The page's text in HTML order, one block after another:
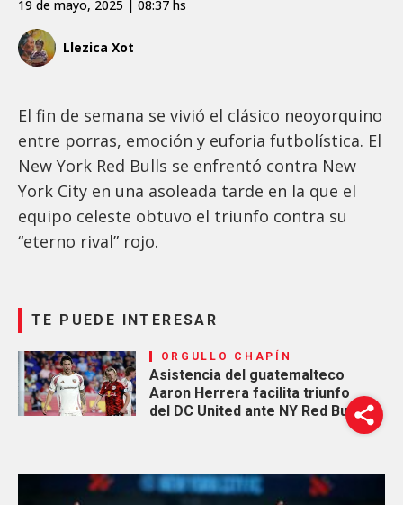
Llezica Xot
19 de mayo, 2025 | 08:37 hs
El fin de semana se vivió el clásico neoyorquino
entre porras, emoción y euforia futbolística. El
New York Red Bulls se enfrentó contra New
York City en una asoleada tarde en la que el
equipo celeste obtuvo el triunfo contra su
“eterno rival” rojo.
TE PUEDE INTERESAR
ORGULLO CHAPÍN
Asistencia del guatemalteco
Aaron Herrera facilita triunfo
del DC United ante NY Red Bulls